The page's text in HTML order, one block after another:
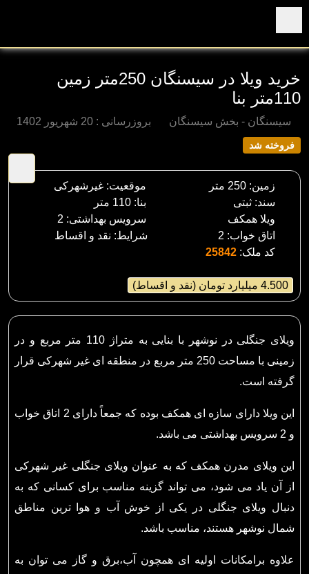
خرید ویلا در سیسنگان 250متر زمین
110متر بنا
سیسنگان - بخش سیسنگان بروزرسانی : 20 شهریور 1402
فروخته شد
زمین: 250 متر
موقعیت: غیرشهرکی
سند: ثبتی
بنا: 110 متر
ویلا همکف
سرویس بهداشتی: 2
اتاق خواب: 2
شرایط: نقد و اقساط
کد ملک: 25842
4.500 میلیارد تومان (نقد و اقساط)
ویلای جنگلی در نوشهر با بنایی به متراژ 110 متر مربع و در
زمینی با مساحت 250 متر مربع در منطقه ای غیر شهرکی قرار
گرفته است.
این ویلا دارای سازه ای همکف بوده که جمعاً دارای 2 اتاق خواب
و 2 سرویس بهداشتی می باشد.
این ویلای مدرن همکف که به عنوان ویلای جنگلی غیر شهرکی
از آن یاد می شود، می تواند گزینه مناسب برای کسانی که به
دنبال ویلای جنگلی در یکی از خوش آب و هوا ترین مناطق
شمال نوشهر هستند، مناسب باشد.
علاوه برامکانات اولیه ای همچون آب،برق و گاز می توان به